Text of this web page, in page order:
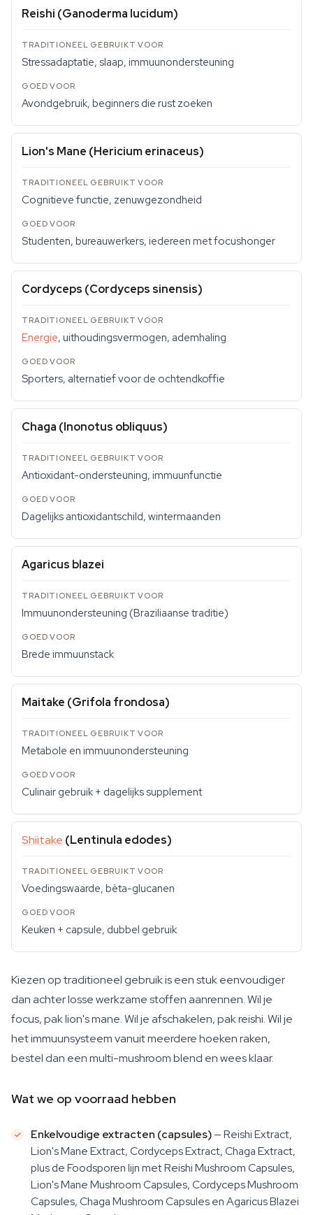
Reishi (Ganoderma lucidum)
Stressadaptatie, slaap, immuunondersteuning
Avondgebruik, beginners die rust zoeken
Lion's Mane (Hericium erinaceus)
Cognitieve functie, zenuwgezondheid
Studenten, bureauwerkers, iedereen met focushonger
Cordyceps (Cordyceps sinensis)
Energie, uithoudingsvermogen, ademhaling
Sporters, alternatief voor de ochtendkoffie
Chaga (Inonotus obliquus)
Antioxidant-ondersteuning, immuunfunctie
Dagelijks antioxidantschild, wintermaanden
Agaricus blazei
Immuunondersteuning (Braziliaanse traditie)
Brede immuunstack
Maitake (Grifola frondosa)
Metabole en immuunondersteuning
Culinair gebruik + dagelijks supplement
Shiitake (Lentinula edodes)
Voedingswaarde, bèta-glucanen
Keuken + capsule, dubbel gebruik
Kiezen op traditioneel gebruik is een stuk eenvoudiger
dan achter losse werkzame stoffen aanrennen. Wil je
focus, pak lion's mane. Wil je afschakelen, pak reishi. Wil je
het immuunsysteem vanuit meerdere hoeken raken,
bestel dan een multi-mushroom blend en wees klaar.
Wat we op voorraad hebben
Enkelvoudige extracten (capsules)— Reishi Extract,
Lion's Mane Extract, Cordyceps Extract, Chaga Extract,
plus de Foodsporen lijn met Reishi Mushroom Capsules,
Lion's Mane Mushroom Capsules, Cordyceps Mushroom
Capsules, Chaga Mushroom Capsules en Agaricus Blazei